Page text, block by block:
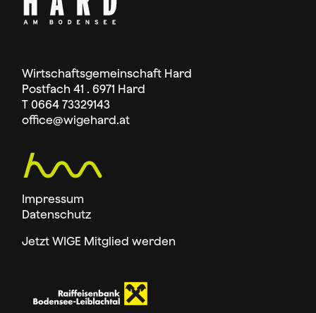
Wirtschaftsgemeinschaft Hard
Postfach 41 . 6971 Hard
T 0664 73329143
office@wigehard.at
Impressum
Datenschutz
Jetzt WIGE Mitglied werden